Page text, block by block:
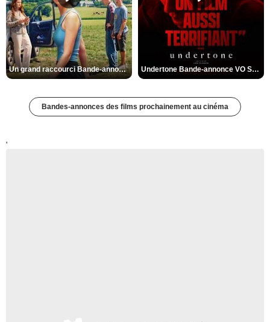
Un grand raccourci Bande-annonce VF Undertone Bande-annonce VO STFR
Bandes-annonces des films prochainement au cinéma
'